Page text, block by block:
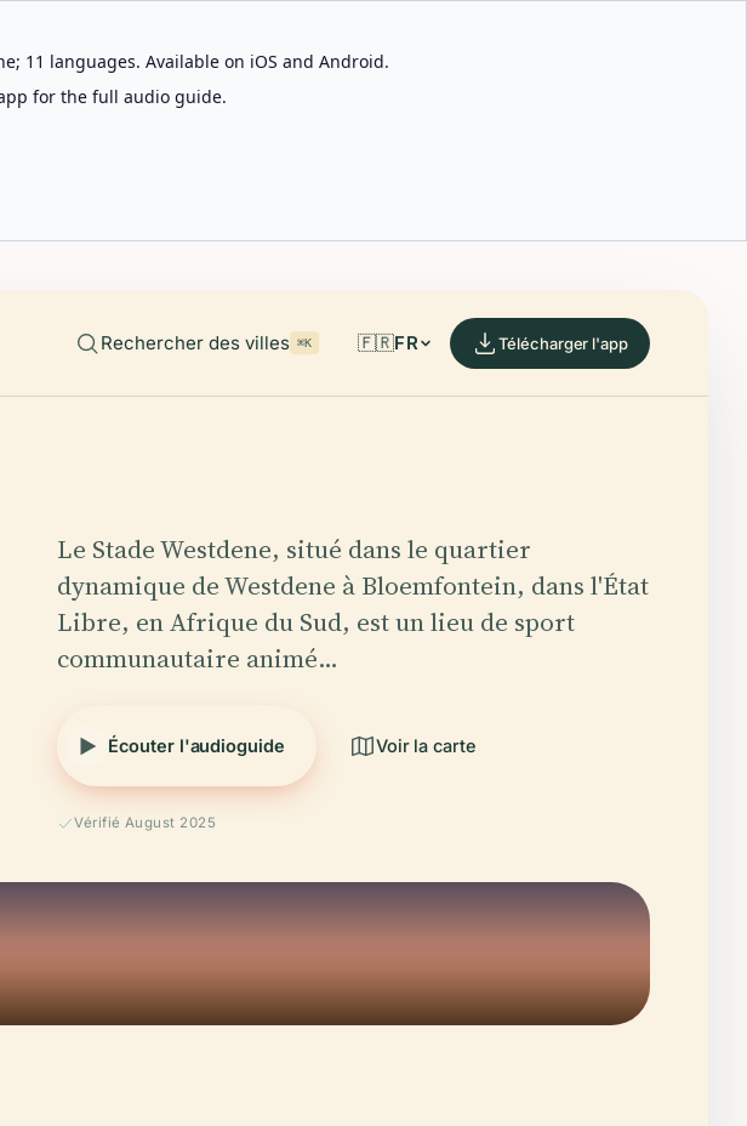
11 languages. Available on iOS and Android.
for the full audio guide.
Rechercher des villes ⌘K 🇫🇷FR Télécharger l'app
Le Stade Westdene, situé dans le quartier
dynamique de Westdene à Bloemfontein, dans l'État
Libre, en Afrique du Sud, est un lieu de sport
communautaire animé…
Écouter l'audioguide Voir la carte
Vérifié August 2025